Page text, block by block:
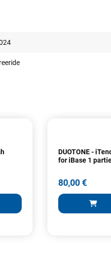
DUOTONE -
for iBase 1
80,00 €